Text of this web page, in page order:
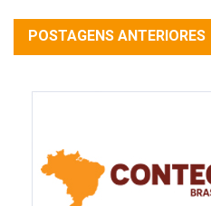
POSTAGENS ANTERIORES